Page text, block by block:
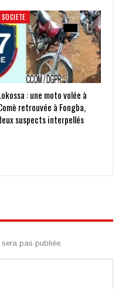
SOCIETE
: une moto volée à
retrouvée à Fongba,
suspects interpellés
pas publiée.